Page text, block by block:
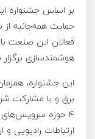
بر اساس جشنواره
حمایت همه‌جانبه
فعالان این صنعت
هوشمندسازی
این جشنواره،
برق و با مشارکت
۴ حوزه سرویس‌های
ارتباطات رادیویی و